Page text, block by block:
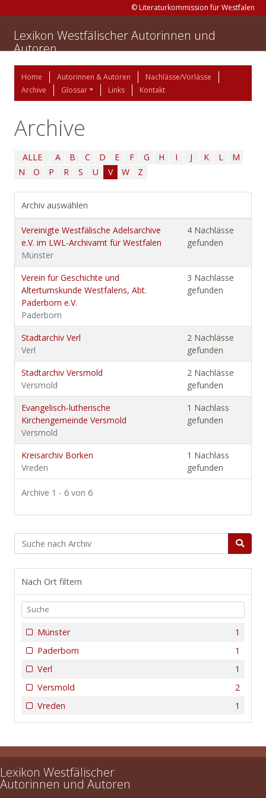
© Literaturkommission für Westfalen
Lexikon Westfälischer Autorinnen und
Autoren
Home Autorinnen & Autoren
Nachlässe/Vorlässe
Archive
Glossar Links Kontakt
Archive
ALLE A B C D E F G H I J K L
M
N
O P R S U V W Z
Archiv auswählen
Vereinigte Westfälische Adelsarchive
e.V. im LWL-Archivamt für Westfalen
Münster
4 Nachlässe
gefunden
Verein für Geschichte und
Altertumskunde Westfalens, Abt.
Paderborn e.V.
Paderborn
3 Nachlässe
gefunden
Stadtarchiv Verl
Verl
2 Nachlässe
gefunden
Stadtarchiv Versmold
Versmold
2 Nachlässe
gefunden
Evangelisch-lutherische
Kirchengemeinde Versmold
Versmold
1 Nachlass
gefunden
Kreisarchiv Borken
Vreden
1 Nachlass
gefunden
Archive 1 - 6 von 6
Nach Ort filtern
1
Münster
1
Paderborn
1
Verl
2
Versmold
1
Vreden
Lexikon Westfälischer
Autorinnen und Autoren